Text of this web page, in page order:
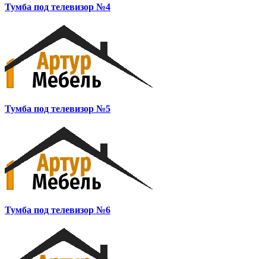
Тумба под телевизор №4
Тумба под телевизор №5
Тумба под телевизор №6